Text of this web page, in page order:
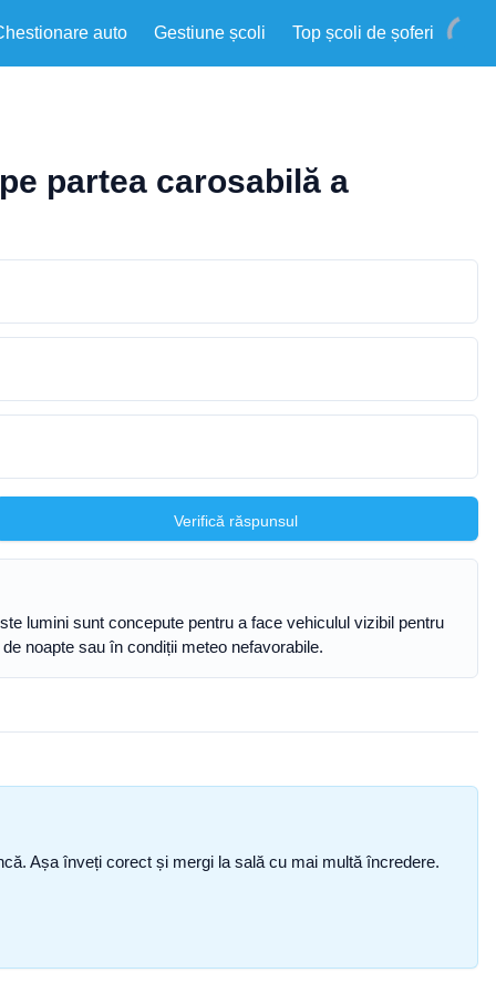
auto Gestiune școli Top școli de șoferi
partea carosabilă a
Verifică răspunsul
lumini sunt concepute pentru a face vehiculul vizibil pentru
noapte sau în condiții meteo nefavorabile.
Așa înveți corect și mergi la sală cu mai multă încredere.